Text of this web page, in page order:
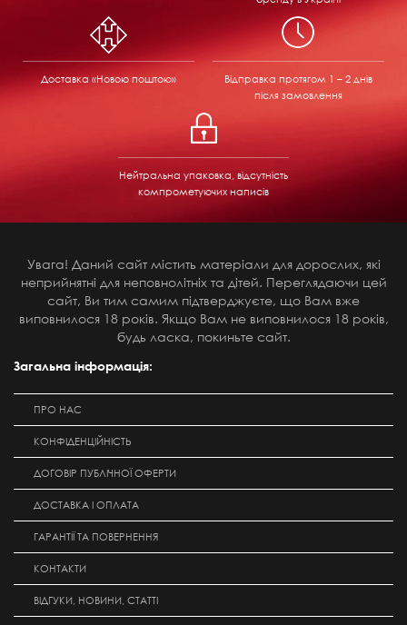
Доставка «Новою поштою» Відправка протягом 1 – 2 днів
після замовлення
Нейтральна упаковка, відсутність
компрометуючих написів
Увага! Даний сайт містить матеріали для дорослих, які
неприйнятні для неповнолітніх та дітей. Переглядаючи цей
сайт, Ви тим самим підтверджуєте, що Вам вже
виповнилося 18 років. Якщо Вам не виповнилося 18 років,
будь ласка, покиньте сайт.
Загальна інформація:
ПРО НАС
КОНФІДЕНЦІЙНІСТЬ
ДОГОВІР ПУБЛІЧНОЇ ОФЕРТИ
ДОСТАВКА І ОПЛАТА
ГАРАНТІЇ ТА ПОВЕРНЕННЯ
КОНТАКТИ
ВІДГУКИ, НОВИНИ, СТАТТІ